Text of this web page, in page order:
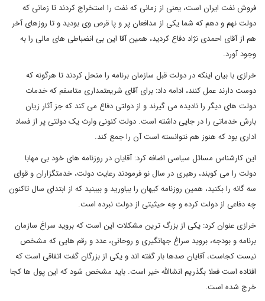
فروش نفت ایران است، یعنی از زمانی که نفت را استخراج کردند تا زمانی که
دولت نهم و دهم که شما یکی از مدافعان پر و پا قرص وی بودید و تا روزهای آخر
هم از آقای احمدی نژاد دفاع کردید، همین آقا این بی انضباطی های مالی را به
وجود آورد.
خرازی با بیان اینکه در دولت قبل سازمان برنامه را منحل کردند تا هرگونه که
دوست دارند عمل کنند، ادامه داد: برای آقای شریعتمداری متاسفم که خدمات
دولت های دیگر را نادیده می گیرند و از دولتی دفاع می کند که جز آثار زیان
بارش خدماتی را در جایی داشته است. دولت کنونی وارث یک دولتی پر از فساد
اداری بود که هنوز هم نتوانسته است آن را جمع کند.
این کارشناس مسائل سیاسی اضافه کرد: آقایان در روزنامه های خود بی مهابا
دولت را می کوبند، رهبری در سال نو فرمودند رعایت دولت، خدمتگزاران و قوای
سه گانه را بکنید، همین روزنامه کیهان را بیاورید و ببینید که از ابتدای سال تاکنون
چه دفاعی از دولت کرده و چه حیثیتی از دولت نبرده است.
خرازی عنوان کرد: یکی از بزرگ ترین مشکلات این است که بروید سراغ سازمان
برنامه و بودجه، بروید سراغ جهانگیری و روحانی، عدد و رقم هایی که مشخص
نیست کجاست، آقایان صدها بار گفته اند و یکی از بزرگان گفت اتفاقی است که
افتاده است فعلا بگذریم انشاالله خیر است. باید مشخص شود که این پول ها کجا
خرج شده است.